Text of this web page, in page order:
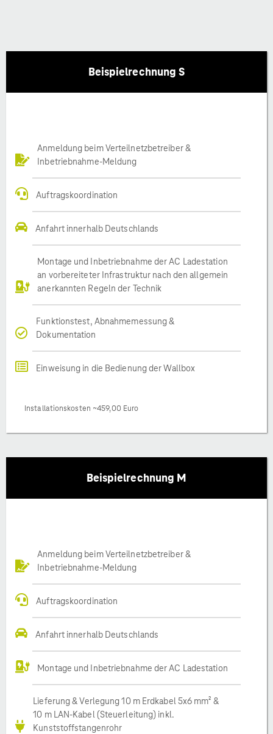
Beispielrechnung S
Anmeldung beim Verteilnetzbetreiber &
Inbetriebnahme-Meldung
Auftragskoordination
Anfahrt innerhalb Deutschlands
Montage und Inbetriebnahme der AC Ladestation
an vorbereiteter Infrastruktur nach den allgemein
anerkannten Regeln der Technik
Funktionstest, Abnahmemessung &
Dokumentation
Einweisung in die Bedienung der Wallbox
Installationskosten ~459,00 Euro
Beispielrechnung M
Anmeldung beim Verteilnetzbetreiber &
Inbetriebnahme-Meldung
Auftragskoordination
Anfahrt innerhalb Deutschlands
Montage und Inbetriebnahme der AC Ladestation
Lieferung & Verlegung 10 m Erdkabel 5x6 mm² &
10 m LAN-Kabel (Steuerleitung) inkl.
Kunststoffstangenrohr